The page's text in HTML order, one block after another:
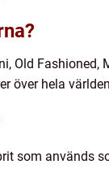
Old
över hela
som används